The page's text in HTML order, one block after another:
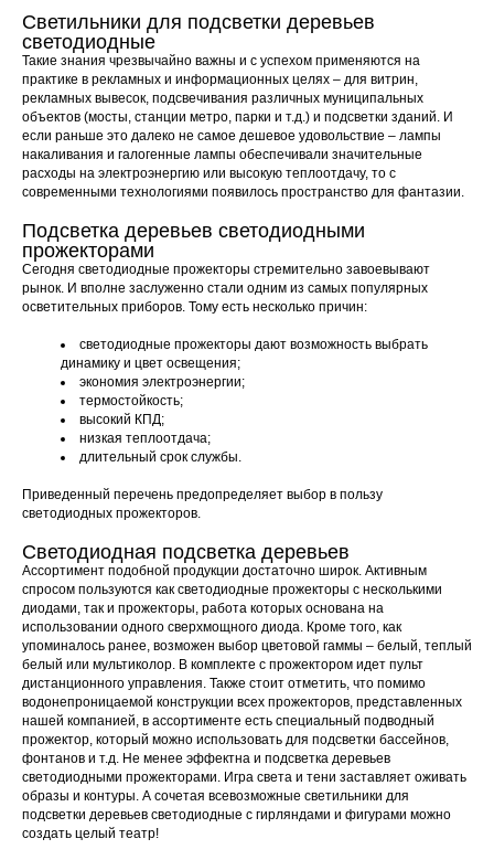
Светильники для подсветки деревьев
светодиодные
Такие знания чрезвычайно важны и с успехом применяются на
практике в рекламных и информационных целях – для витрин,
рекламных вывесок, подсвечивания различных муниципальных
объектов (мосты, станции метро, парки и т.д.) и подсветки зданий. И
если раньше это далеко не самое дешевое удовольствие – лампы
накаливания и галогенные лампы обеспечивали значительные
расходы на электроэнергию или высокую теплоотдачу, то с
современными технологиями появилось пространство для фантазии.
Подсветка деревьев светодиодными
прожекторами
Сегодня светодиодные прожекторы стремительно завоевывают
рынок. И вполне заслуженно стали одним из самых популярных
осветительных приборов. Тому есть несколько причин:
светодиодные прожекторы дают возможность выбрать
динамику и цвет освещения;
экономия электроэнергии;
термостойкость;
высокий КПД;
низкая теплоотдача;
длительный срок службы.
Приведенный перечень предопределяет выбор в пользу
светодиодных прожекторов.
Светодиодная подсветка деревьев
Ассортимент подобной продукции достаточно широк. Активным
спросом пользуются как светодиодные прожекторы с несколькими
диодами, так и прожекторы, работа которых основана на
использовании одного сверхмощного диода. Кроме того, как
упоминалось ранее, возможен выбор цветовой гаммы – белый, теплый
белый или мультиколор. В комплекте с прожектором идет пульт
дистанционного управления. Также стоит отметить, что помимо
водонепроницаемой конструкции всех прожекторов, представленных
нашей компанией, в ассортименте есть специальный подводный
прожектор, который можно использовать для подсветки бассейнов,
фонтанов и т.д. Не менее эффектна и подсветка деревьев
светодиодными прожекторами. Игра света и тени заставляет оживать
образы и контуры. А сочетая всевозможные светильники для
подсветки деревьев светодиодные с гирляндами и фигурами можно
создать целый театр!